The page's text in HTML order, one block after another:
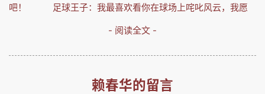
吧！ 足球王子：我最喜欢看你在球场上咤叱风云，我愿
- 阅读全文 -
赖春华的留言